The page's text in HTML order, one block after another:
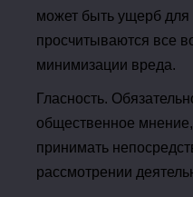
может быть ущерб для
просчитываются все
минимизации вреда.
Гласность.
общественное
принимать
рассмотрении